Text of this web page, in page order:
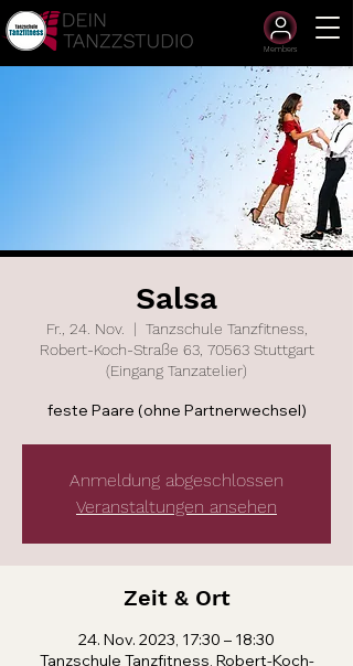
Members
Salsa
Fr., 24. Nov.
  |
Tanzschule Tanzfitness,
Robert-Koch-Straße 63, 70563 Stuttgart
(Eingang Tanzatelier)
feste Paare (ohne Partnerwechsel)
Anmeldung abgeschlossen
Veranstaltungen ansehen
Zeit & Ort
24. Nov. 2023, 17:30 – 18:30
Tanzschule Tanzfitness, Robert-Koch-